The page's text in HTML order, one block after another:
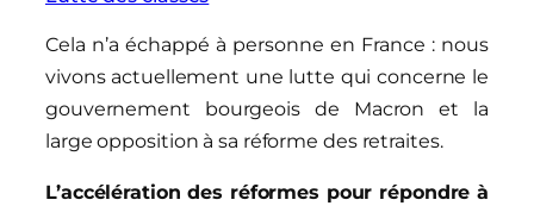
Cela n’a échappé à personne en France : nous
vivons actuellement une lutte qui concerne le
gouvernement bourgeois de Macron et la
large opposition à sa réforme des retraites.
L’accélération des réformes pour répondre à